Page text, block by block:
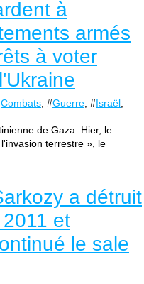
à
armés
à voter
Combats , #Guerre , #Israël
de Gaza. Hier, le
terrestre », le
a détruit
et
le sale